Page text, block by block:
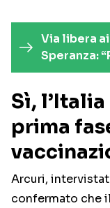
Via libera
Speranza:
Sì,
prima
Arcuri,
confermato che il